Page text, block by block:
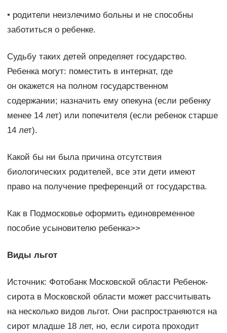
• родители неизлечимо больны и не способны
заботиться о ребенке.
Судьбу таких детей определяет государство.
Ребенка могут: поместить в интернат, где
он окажется на полном государственном
содержании; назначить ему опекуна (если ребенку
менее 14 лет) или попечителя (если ребенок старше
14 лет).
Какой бы ни была причина отсутствия
биологических родителей, все эти дети имеют
право на получение преференций от государства.
Как в Подмосковье оформить единовременное
пособие усыновителю ребенка>>
Виды льгот
Источник: Фотобанк Московской области Ребенок-
сирота в Московской области может рассчитывать
на несколько видов льгот. Они распространяются на
сирот младше 18 лет, но, если сирота проходит